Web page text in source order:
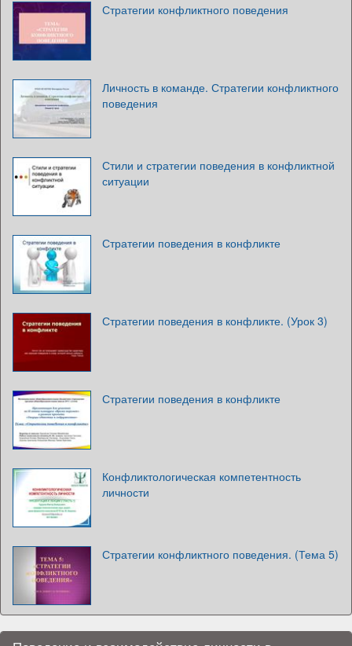
Стратегии конфликтного поведения
Личность в команде. Стратегии конфликтного
поведения
Стили и стратегии поведения в конфликтной
ситуации
Стратегии поведения в конфликте
Стратегии поведения в конфликте. (Урок 3)
Стратегии поведения в конфликте
Конфликтологическая компетентность
личности
Стратегии конфликтного поведения. (Тема 5)